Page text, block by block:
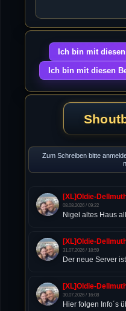
Zum Schreiben bitte
[XL]Oldie-
08.08.2026 / 09:22
Nigel altes Haus
[XL]Oldie-
31.07.2026 / 18:59
Der neue Server
[XL]Oldie-
30.07.2026 / 16:08
Hier folgen Info´s